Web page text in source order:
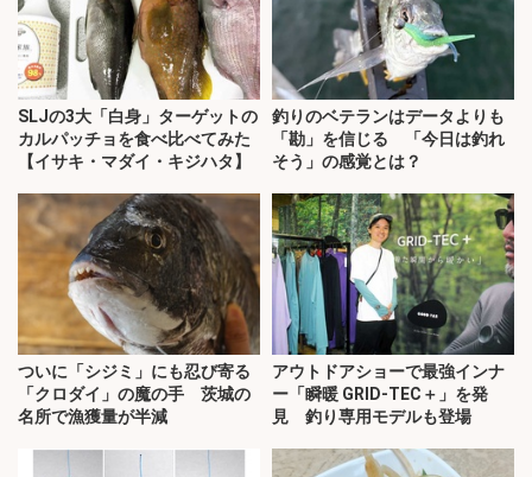
SLJの3大「白身」ターゲットの
カルパッチョを食べ比べてみた
【イサキ・マダイ・キジハタ】
釣りのベテランはデータよりも
「勘」を信じる 「今日は釣れ
そう」の感覚とは？
ついに「シジミ」にも忍び寄る
「クロダイ」の魔の手 茨城の
名所で漁獲量が半減
アウトドアショーで最強インナ
ー「瞬暖 GRID-TEC＋」を発
見 釣り専用モデルも登場